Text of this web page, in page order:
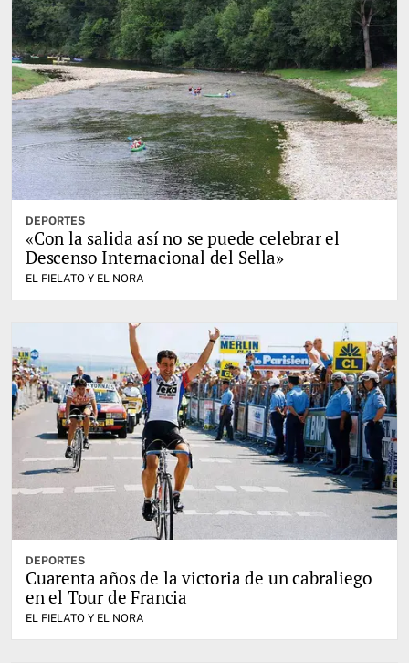
DEPORTES
«Con la salida así no se puede celebrar el
Descenso Internacional del Sella»
EL FIELATO Y EL NORA
DEPORTES
Cuarenta años de la victoria de un cabraliego
en el Tour de Francia
EL FIELATO Y EL NORA